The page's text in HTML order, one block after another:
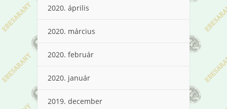
2020. április
2020. március
2020. február
2020. január
2019. december